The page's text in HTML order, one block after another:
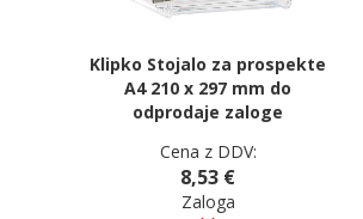
Klipko Stojalo za prospekte
A4 210 x 297 mm do
odprodaje zaloge
Cena z DDV:
8,53 €
Zaloga